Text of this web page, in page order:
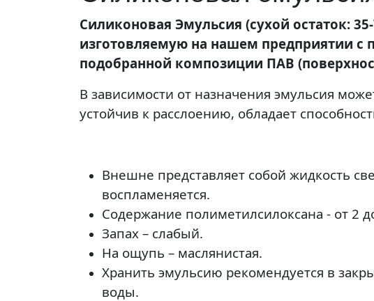
Силиконовая Эмульсия (сухой остаток:
изготовляемую на нашем предприятии
подобранной композиции ПАВ
В зависимости от назначения эмульсия
устойчив к расслоению, обладает
Внешне представляет собой жидкость
воспламеняется.
Содержание полиметилсилоксана - от 2
Запах – слабый.
На ощупь – маслянистая.
Хранить эмульсию рекомендуется в
воды.